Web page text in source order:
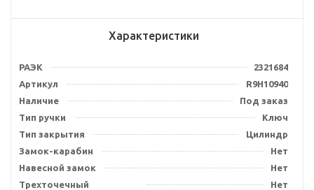
Характеристики
РАЭК
2321684
Артикул
R9H10940
Наличие
Под заказ
Тип ручки
Ключ
Тип закрытия
Цилиндр
Замок-карабин
Нет
Навесной замок
Нет
Трехточечный
Нет